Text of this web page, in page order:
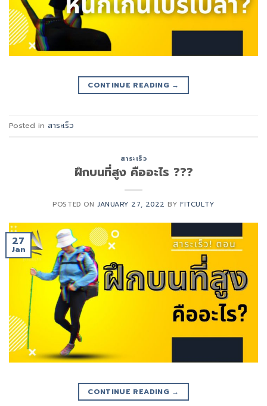
CONTINUE READING →
Posted in สาระเร็ว
สาระเร็ว
ฝึกบนที่สูง คืออะไร ???
POSTED ON JANUARY 27, 2022 BYFITCULTY
27
Jan
CONTINUE READING →